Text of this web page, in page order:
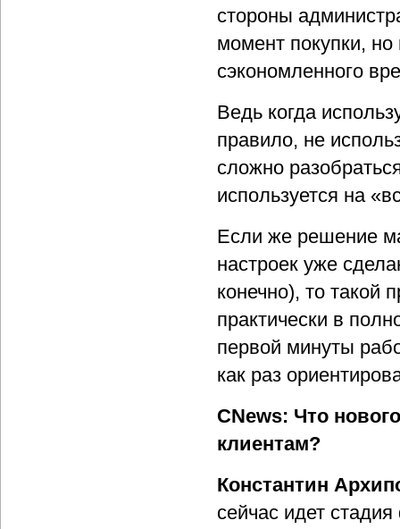
стороны
момент покупки, но
сэкономленного
Ведь когда
правило, не
сложно
используется на
Если же решение
настроек уже
конечно), то такой
практически в
первой минуты
как раз
CNews: Что
клиентам?
Константин
сейчас идет